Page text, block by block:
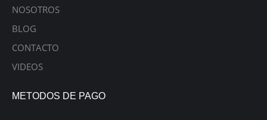
NOSOTROS
BLOG
CONTACTO
VIDEOS
METODOS DE PAGO